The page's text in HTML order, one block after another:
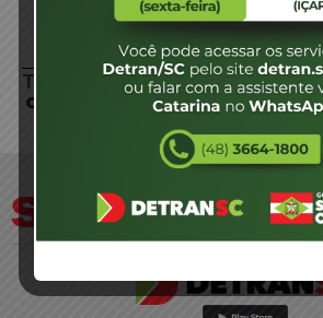
TAXAS
Consultar